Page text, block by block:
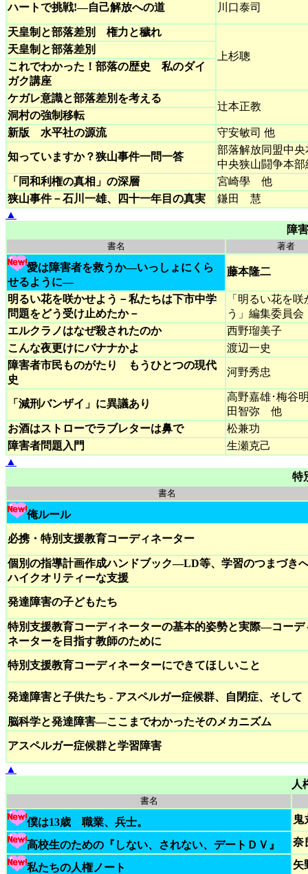
ハートで挑戦!―自己解放への道 川口泰司
天皇制と部落差別 権力と穢れ
上杉聰
天皇制と部落差別
これでわかった！部落の歴史 私のダイ
ガク講座
ケガレ意識と部落差別を考える
辻本正教
洞村の強制移転
新版 水平社の源流
守安敏司 他
知っていますか？狭山事件一問一答
部落解放同盟中央
中央狭山闘争本部
「同和利権の真相」の深層
宮崎學 他
狭山事件－石川一雄、四十一年目の真実
鎌田 慧
▲
障
書名 著者
愛は障害者を救うか―いっしょにくら
せるように―
藤本隆二
明るい花を咲かせよう－私たちは下市中学
問題をどう受け止めたか－
「明るい花を
う」編集委員会
エルクラノはなぜ殺されたのか
西野瑠美子
こんな夜更けにバナナかよ
渡辺一史
障害者市民ものがたり もうひとつの現代
史
河野秀忠
「減刑バンザイ」に異議あり
高野嘉雄･梅谷
田智弥 他
お酒はストローでラブレターは鼻で
松兼功
障害者問題入門
生瀬克己
▲
特
書名
俺ルール
必携・特別支援教育コーディネーター
個別の指導計画作成ハンドブック―LD等、学習のつまづき
ハイクオリティーな支援
発達障害の子どもたち
特別支援教育コーディネーターの基本的姿勢と実際―コーデ
ネーターを目指す教師のために
特別支援教育コーディネーターにできてほしいこと
発達障害と子供たち - アスペルガー症候群、自閉症、そして
脳科学と発達障害―ここまでわかったそのメカニズム
アスペルガー症候群と学習障害
▲
人
書名
僕は13歳 職業、兵士。 鬼
高校生のための『しない、されない、デートＤＶ』 奈
私たちの人権ノート 矢